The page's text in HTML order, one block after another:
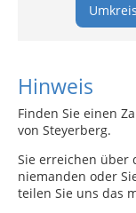
Hinweis
Finden Sie einen
von Steyerberg.
Sie erreichen über
niemanden oder
teilen Sie uns das